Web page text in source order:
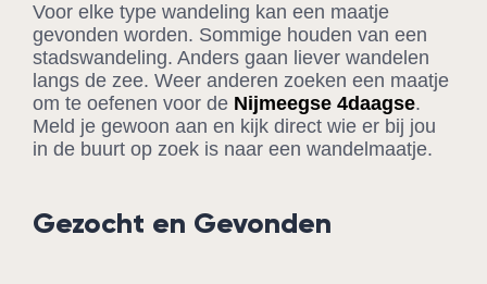
Voor elke type wandeling kan een maatje
gevonden worden. Sommige houden van een
stadswandeling. Anders gaan liever wandelen
langs de zee. Weer anderen zoeken een maatje
om te oefenen voor de Nijmeegse 4daagse.
Meld je gewoon aan en kijk direct wie er bij jou
in de buurt op zoek is naar een wandelmaatje.
Gezocht en Gevonden